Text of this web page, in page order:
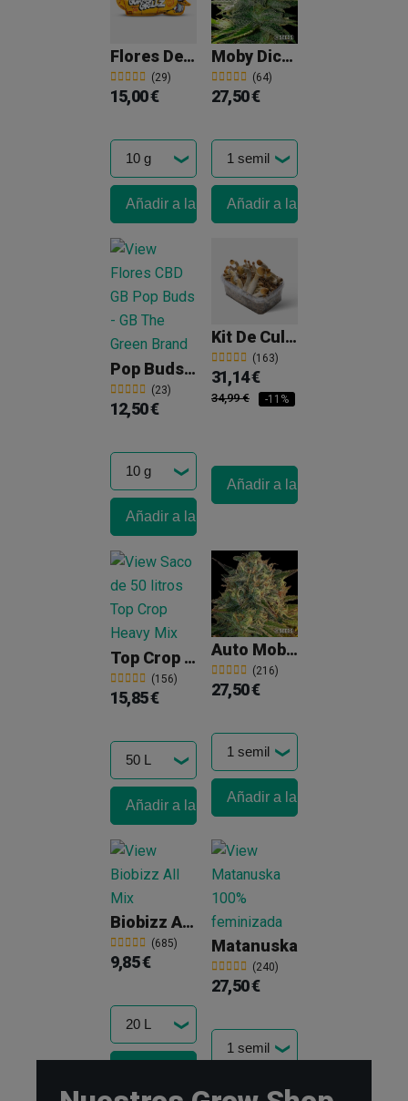
Flores De CBD Small Buds Gorilla Grillz
(29)
15,00 €
Añadir a la cesta
Moby Dick Feminizada A Granel
(64)
27,50 €
Añadir a la cesta
Pop Buds CBD GB 'Green Flavour'
(23)
12,50 €
Añadir a la cesta
Kit De Cultivo Setas Mexicanas
(163)
31,14 €
34,99 € -11%
Añadir a la cesta
Top Crop Heavy Mix
(156)
15,85 €
Añadir a la cesta
Auto Moby Dick XXL
(216)
27,50 €
Añadir a la cesta
Biobizz All Mix
(685)
9,85 €
Matanuska
(240)
27,50 €
Añadir a la cesta